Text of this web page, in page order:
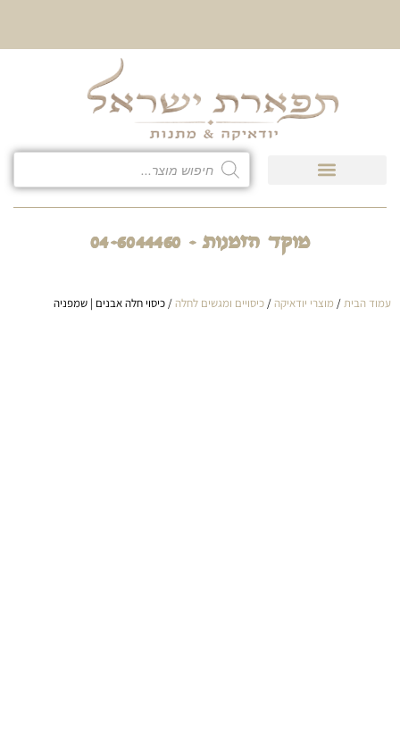
מוקד הזמנות - 04-6044460
עמוד הבית/ מוצרי יודאיקה/ כיסויים ומגשים לחלה/ כיסוי חלה אבנים | שמפניה